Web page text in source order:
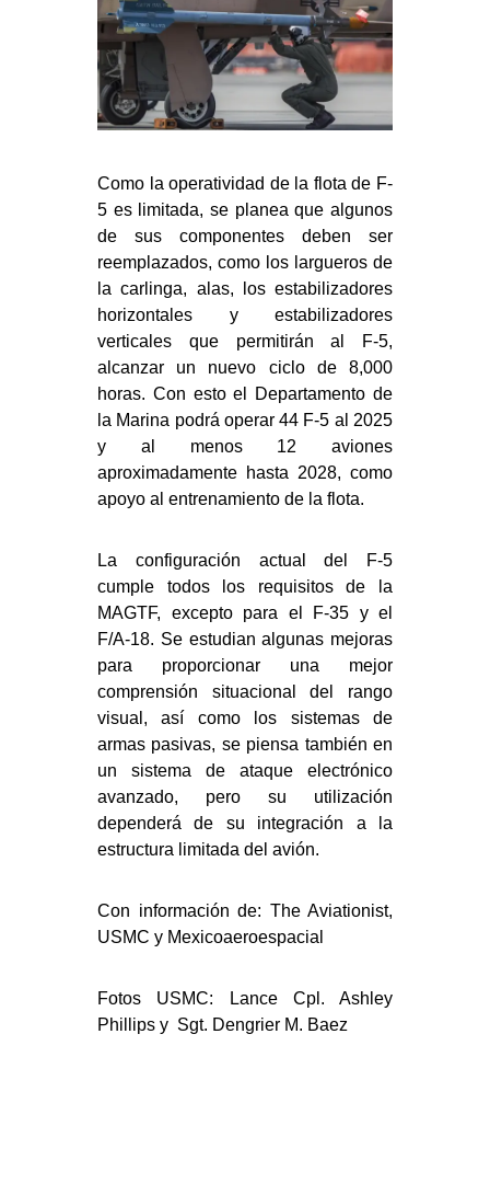
Como la operatividad de la flota de F-
5 es limitada, se planea que algunos
de sus componentes deben ser
reemplazados, como los largueros de
la carlinga, alas, los estabilizadores
horizontales y estabilizadores
verticales que permitirán al F-5,
alcanzar un nuevo ciclo de 8,000
horas. Con esto el Departamento de
la Marina podrá operar 44 F-5 al 2025
y al menos 12 aviones
aproximadamente hasta 2028, como
apoyo al entrenamiento de la flota.
La configuración actual del F-5
cumple todos los requisitos de la
MAGTF, excepto para el F-35 y el
F/A-18. Se estudian algunas mejoras
para proporcionar una mejor
comprensión situacional del rango
visual, así como los sistemas de
armas pasivas, se piensa también en
un sistema de ataque electrónico
avanzado, pero su utilización
dependerá de su integración a la
estructura limitada del avión.
Con información de: The Aviationist,
USMC y Mexicoaeroespacial
Fotos USMC: Lance Cpl. Ashley
Phillips y Sgt. Dengrier M. Baez